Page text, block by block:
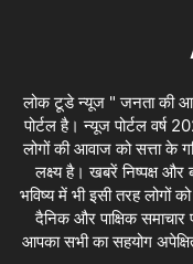
लोक टूडे न्यूज " जनता की
पोर्टल है। न्यूज पोर्टल वर्ष
लोगों की आवाज को सत्ता के
लक्ष्य है। खबरें निष्पक्ष और
भविष्य में भी इसी तरह लोगों
दैनिक और पाक्षिक
आपका सभी का सहयोग